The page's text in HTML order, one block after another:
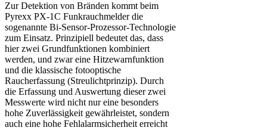
Zur Detektion von Bränden kommt beim
Pyrexx PX-1C Funkrauchmelder die
sogenannte Bi-Sensor-Prozessor-Technologie
zum Einsatz. Prinzipiell bedeutet das, dass
hier zwei Grundfunktionen kombiniert
werden, und zwar eine Hitzewarnfunktion
und die klassische fotooptische
Raucherfassung (Streulichtprinzip). Durch
die Erfassung und Auswertung dieser zwei
Messwerte wird nicht nur eine besonders
hohe Zuverlässigkeit gewährleistet, sondern
auch eine hohe Fehlalarmsicherheit erreicht